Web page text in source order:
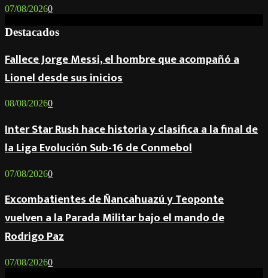
07/08/20260
Destacados
Fallece Jorge Messi, el hombre que acompañó a
Lionel desde sus inicios
08/08/20260
Inter Star Rush hace historia y clasifica a la final de
la Liga Evolución Sub-16 de Conmebol
07/08/20260
Excombatientes de Ñancahuazú y Teoponte
vuelven a la Parada Militar bajo el mando de
Rodrigo Paz
07/08/20260